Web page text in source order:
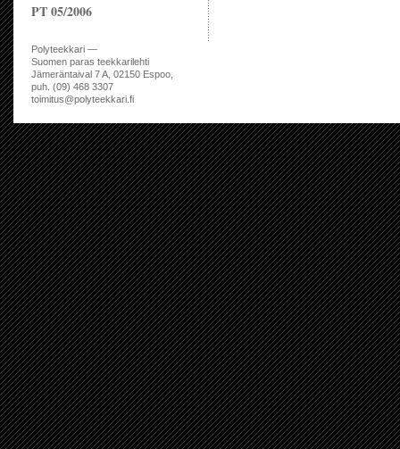
PT 05/2006
Polyteekkari —
Suomen paras teekkarilehti
Jämeräntaival 7 A, 02150 Espoo,
puh. (09) 468 3307
toimitus@polyteekkari.fi